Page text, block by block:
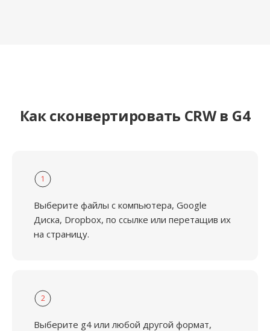
Как сконвертировать CRW в G4
1
Выберите файлы с компьютера, Google
Диска, Dropbox, по ссылке или перетащив их
на страницу.
2
Выберите g4 или любой другой формат,